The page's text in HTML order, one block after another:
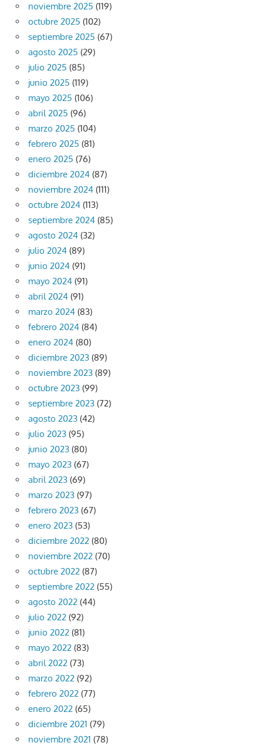
noviembre 2025 (119)
octubre 2025 (102)
septiembre 2025 (67)
agosto 2025 (29)
julio 2025 (85)
junio 2025 (119)
mayo 2025 (106)
abril 2025 (96)
marzo 2025 (104)
febrero 2025 (81)
enero 2025 (76)
diciembre 2024 (87)
noviembre 2024 (111)
octubre 2024 (113)
septiembre 2024 (85)
agosto 2024 (32)
julio 2024 (89)
junio 2024 (91)
mayo 2024 (91)
abril 2024 (91)
marzo 2024 (83)
febrero 2024 (84)
enero 2024 (80)
diciembre 2023 (89)
noviembre 2023 (89)
octubre 2023 (99)
septiembre 2023 (72)
agosto 2023 (42)
julio 2023 (95)
junio 2023 (80)
mayo 2023 (67)
abril 2023 (69)
marzo 2023 (97)
febrero 2023 (67)
enero 2023 (53)
diciembre 2022 (80)
noviembre 2022 (70)
octubre 2022 (87)
septiembre 2022 (55)
agosto 2022 (44)
julio 2022 (92)
junio 2022 (81)
mayo 2022 (83)
abril 2022 (73)
marzo 2022 (92)
febrero 2022 (77)
enero 2022 (65)
diciembre 2021 (79)
noviembre 2021 (78)